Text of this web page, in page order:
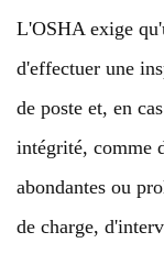
L'OSHA exige
d'effectuer une
de poste et, en
intégrité, comme
abondantes ou
de charge,